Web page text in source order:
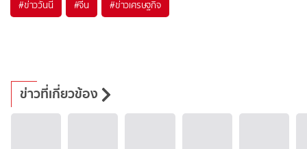
#ข่าววันนี้ #จีน #ข่าวเศรษฐกิจ
ข่าวที่เกี่ยวข้อง